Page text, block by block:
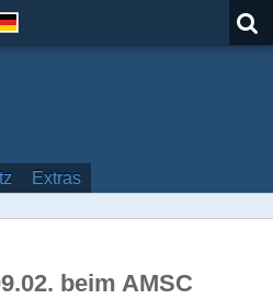
Extras
beim AMSC